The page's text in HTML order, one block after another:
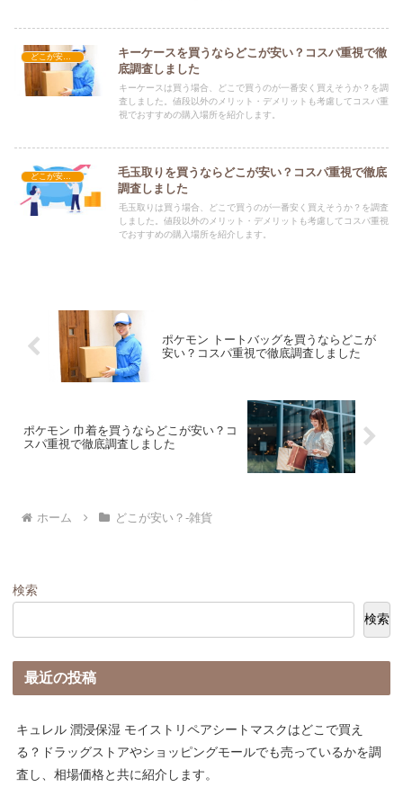
どこが安い？-雑貨
キーケースを買うならどこが安い？コスパ重視で徹
底調査しました
キーケースは買う場合、どこで買うのが一番安く買えそうか？を調
査しました。値段以外のメリット・デメリットも考慮してコスパ重
視でおすすめの購入場所を紹介します。
どこが安い？-雑貨
毛玉取りを買うならどこが安い？コスパ重視で徹底
調査しました
毛玉取りは買う場合、どこで買うのが一番安く買えそうか？を調査
しました。値段以外のメリット・デメリットも考慮してコスパ重視
でおすすめの購入場所を紹介します。
ポケモン トートバッグを買うならどこが
安い？コスパ重視で徹底調査しました
ポケモン 巾着を買うならどこが安い？コ
スパ重視で徹底調査しました
ホーム どこが安い？-雑貨
検索
検索
最近の投稿
キュレル 潤浸保湿 モイストリペアシートマスクはどこで買え
る？ドラッグストアやショッピングモールでも売っているかを調
査し、相場価格と共に紹介します。